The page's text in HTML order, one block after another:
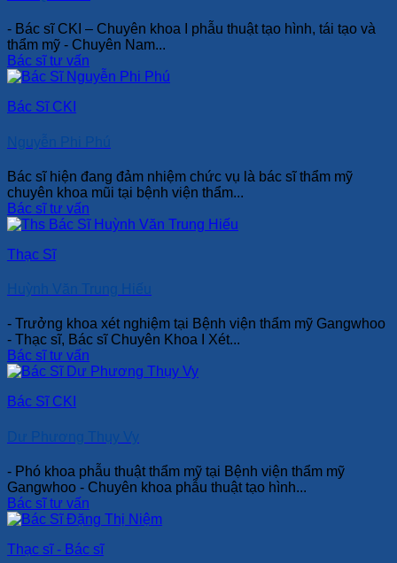
- Bác sĩ CKI – Chuyên khoa I phẫu thuật tạo hình, tái tạo và
thẩm mỹ - Chuyên Nam...
Bác sĩ tư vấn
Bác Sĩ CKI
Nguyễn Phi Phú
Bác sĩ hiện đang đảm nhiệm chức vụ là bác sĩ thẩm mỹ
chuyên khoa mũi tại bệnh viện thẩm...
Bác sĩ tư vấn
Thạc Sĩ
Huỳnh Văn Trung Hiếu
- Trưởng khoa xét nghiệm tại Bệnh viện thẩm mỹ Gangwhoo
- Thạc sĩ, Bác sĩ Chuyên Khoa I Xét...
Bác sĩ tư vấn
Bác Sĩ CKI
Dư Phương Thụy Vy
- Phó khoa phẫu thuật thẩm mỹ tại Bệnh viện thẩm mỹ
Gangwhoo - Chuyên khoa phẫu thuật tạo hình...
Bác sĩ tư vấn
Thạc sĩ - Bác sĩ